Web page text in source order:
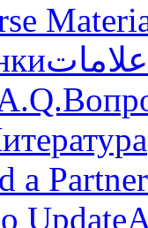
علامات
a Partner
Update